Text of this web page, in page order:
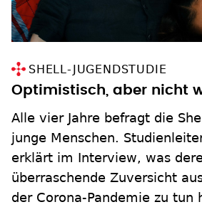
SHELL-JUGENDSTUDIE
Optimistisch, aber nicht
Alle vier Jahre befragt die
junge Menschen.
erklärt im Interview, was
überraschende Zuversicht
der Corona-Pandemie zu tun